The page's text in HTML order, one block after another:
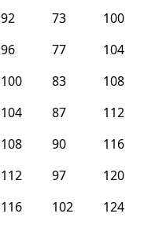
92 73
100
96 77
104
100 83
108
104 87
112
108 90
116
112 97
120
116 102
124